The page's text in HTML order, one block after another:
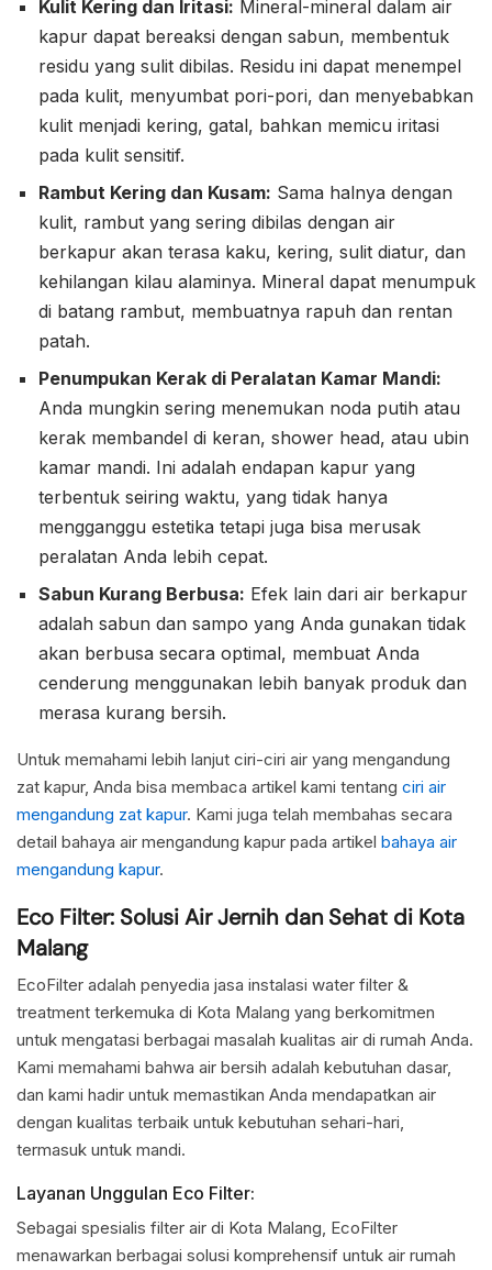
Kulit Kering dan Iritasi: Mineral-mineral dalam air
kapur dapat bereaksi dengan sabun, membentuk
residu yang sulit dibilas. Residu ini dapat menempel
pada kulit, menyumbat pori-pori, dan menyebabkan
kulit menjadi kering, gatal, bahkan memicu iritasi
pada kulit sensitif.
Rambut Kering dan Kusam: Sama halnya dengan
kulit, rambut yang sering dibilas dengan air
berkapur akan terasa kaku, kering, sulit diatur, dan
kehilangan kilau alaminya. Mineral dapat menumpuk
di batang rambut, membuatnya rapuh dan rentan
patah.
Penumpukan Kerak di Peralatan Kamar Mandi:
Anda mungkin sering menemukan noda putih atau
kerak membandel di keran, shower head, atau ubin
kamar mandi. Ini adalah endapan kapur yang
terbentuk seiring waktu, yang tidak hanya
mengganggu estetika tetapi juga bisa merusak
peralatan Anda lebih cepat.
Sabun Kurang Berbusa: Efek lain dari air berkapur
adalah sabun dan sampo yang Anda gunakan tidak
akan berbusa secara optimal, membuat Anda
cenderung menggunakan lebih banyak produk dan
merasa kurang bersih.
Untuk memahami lebih lanjut ciri-ciri air yang mengandung
zat kapur, Anda bisa membaca artikel kami tentang ciri air
mengandung zat kapur. Kami juga telah membahas secara
detail bahaya air mengandung kapur pada artikel bahaya air
mengandung kapur.
Eco Filter: Solusi Air Jernih dan Sehat di Kota
Malang
EcoFilter adalah penyedia jasa instalasi water filter &
treatment terkemuka di Kota Malang yang berkomitmen
untuk mengatasi berbagai masalah kualitas air di rumah Anda.
Kami memahami bahwa air bersih adalah kebutuhan dasar,
dan kami hadir untuk memastikan Anda mendapatkan air
dengan kualitas terbaik untuk kebutuhan sehari-hari,
termasuk untuk mandi.
Layanan Unggulan Eco Filter:
Sebagai spesialis filter air di Kota Malang, EcoFilter
menawarkan berbagai solusi komprehensif untuk air rumah